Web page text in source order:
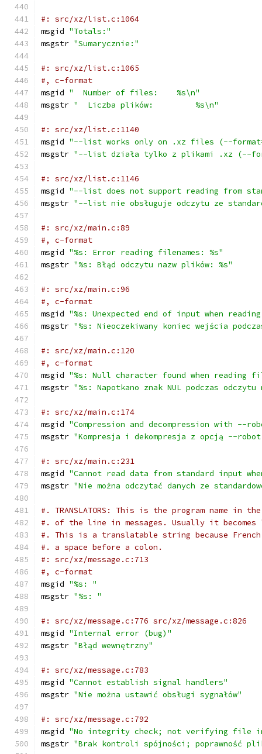
#: src/xz/list.c:1064
msgid "Totals:"
msgstr "Sumarycznie:"
#: src/xz/list.c:1065
#, c-format
msgid "  Number of files:    %s\n"
msgstr "  Liczba plików:         %s\n"
#: src/xz/list.c:1140
msgid "--list works only on .xz files (--
msgstr "--list działa tylko z plikami .xz (--
#: src/xz/list.c:1146
msgid "--list does not support reading from
msgstr "--list nie obsługuje odczytu ze
#: src/xz/main.c:89
#, c-format
msgid "%s: Error reading filenames: %s"
msgstr "%s: Błąd odczytu nazw plików: %s"
#: src/xz/main.c:96
#, c-format
msgid "%s: Unexpected end of input when
msgstr "%s: Nieoczekiwany koniec wejścia
#: src/xz/main.c:120
#, c-format
msgid "%s: Null character found when
msgstr "%s: Napotkano znak NUL podczas
#: src/xz/main.c:174
msgid "Compression and decompression with --
msgstr "Kompresja i dekompresja z opcją --
#: src/xz/main.c:231
msgid "Cannot read data from standard input
msgstr "Nie można odczytać danych ze
#. TRANSLATORS: This is the program name in
#. of the line in messages. Usually it
#. This is a translatable string because French
#. a space before a colon.
#: src/xz/message.c:713
#, c-format
msgid "%s: "
msgstr "%s: "
#: src/xz/message.c:776 src/xz/message.c:826
msgid "Internal error (bug)"
msgstr "Błąd wewnętrzny"
#: src/xz/message.c:783
msgid "Cannot establish signal handlers"
msgstr "Nie można ustawić obsługi sygnałów"
#: src/xz/message.c:792
msgid "No integrity check; not verifying file
msgstr "Brak kontroli spójności; poprawność